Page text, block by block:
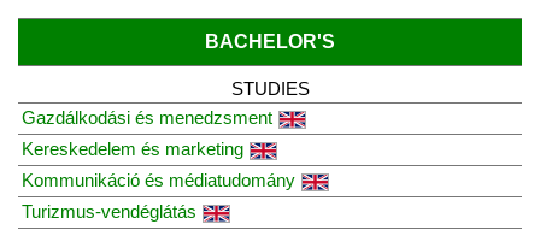
BACHELOR'S
STUDIES
Gazdálkodási és menedzsment
Kereskedelem és marketing
Kommunikáció és médiatudomány
Turizmus-vendéglátás